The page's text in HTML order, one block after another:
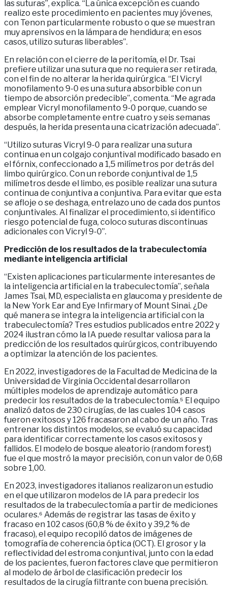
las suturas”, explica. “La única excepción es cuando
realizo este procedimiento en pacientes muy jóvenes,
con Tenon particularmente robusto o que se muestran
muy aprensivos en la lámpara de hendidura; en esos
casos, utilizo suturas liberables”.
En relación con el cierre de la peritomía, el Dr. Tsai
prefiere utilizar una sutura que no requiera ser retirada,
con el fin de no alterar la herida quirúrgica. “El Vicryl
monofilamento 9-0 es una sutura absorbible con un
tiempo de absorción predecible”, comenta. “Me agrada
emplear Vicryl monofilamento 9-0 porque, cuando se
absorbe completamente entre cuatro y seis semanas
después, la herida presenta una cicatrización adecuada”.
“Utilizo suturas Vicryl 9-0 para realizar una sutura
continua en un colgajo conjuntival modificado basado en
el fórnix, confeccionado a 1,5 milímetros por detrás del
limbo quirúrgico. Con un reborde conjuntival de 1,5
milímetros desde el limbo, es posible realizar una sutura
continua de conjuntiva a conjuntiva. Para evitar que esta
se afloje o se deshaga, entrelazo uno de cada dos puntos
conjuntivales. Al finalizar el procedimiento, si identifico
riesgo potencial de fuga, coloco suturas discontinuas
adicionales con Vicryl 9-0”.
Predicción de los resultados de la trabeculectomía
mediante inteligencia artificial
“Existen aplicaciones particularmente interesantes de
la inteligencia artificial en la trabeculectomía”, señala
James Tsai, MD, especialista en glaucoma y presidente de
la New York Ear and Eye Infirmary of Mount Sinai. ¿De
qué manera se integra la inteligencia artificial con la
trabeculectomía? Tres estudios publicados entre 2022 y
2024 ilustran cómo la IA puede resultar valiosa para la
predicción de los resultados quirúrgicos, contribuyendo
a optimizar la atención de los pacientes.
En 2022, investigadores de la Facultad de Medicina de la
Universidad de Virginia Occidental desarrollaron
múltiples modelos de aprendizaje automático para
predecir los resultados de la trabeculectomía.⁵ El equipo
analizó datos de 230 cirugías, de las cuales 104 casos
fueron exitosos y 126 fracasaron al cabo de un año. Tras
entrenar los distintos modelos, se evaluó su capacidad
para identificar correctamente los casos exitosos y
fallidos. El modelo de bosque aleatorio (random forest)
fue el que mostró la mayor precisión, con un valor de 0,68
sobre 1,00.
En 2023, investigadores italianos realizaron un estudio
en el que utilizaron modelos de IA para predecir los
resultados de la trabeculectomía a partir de mediciones
oculares.⁶ Además de registrar las tasas de éxito y
fracaso en 102 casos (60,8 % de éxito y 39,2 % de
fracaso), el equipo recopiló datos de imágenes de
tomografía de coherencia óptica (OCT). El grosor y la
reflectividad del estroma conjuntival, junto con la edad
de los pacientes, fueron factores clave que permitieron
al modelo de árbol de clasificación predecir los
resultados de la cirugía filtrante con buena precisión.